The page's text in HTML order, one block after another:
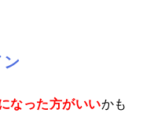
なった方がいいかも